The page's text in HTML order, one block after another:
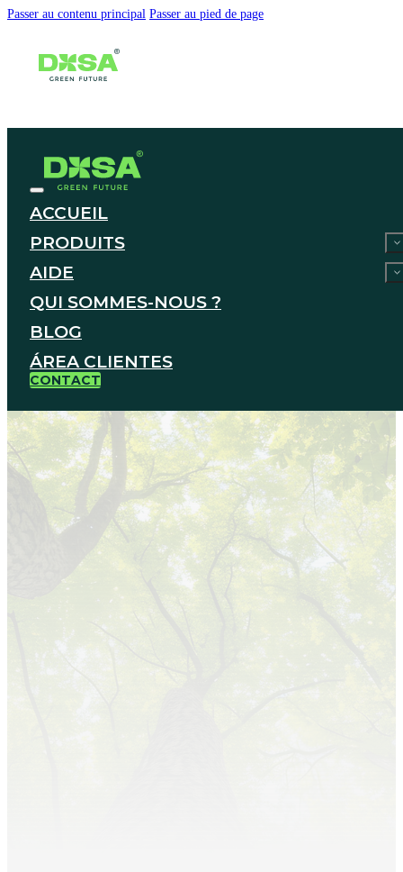
Passer au contenu principal Passer au pied de page
ACCUEIL
PRODUITS
AIDE
QUI SOMMES-NOUS ?
BLOG
ÁREA CLIENTES
CONTACT